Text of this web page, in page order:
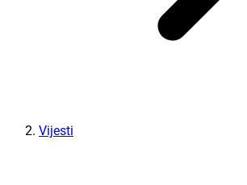
Vijesti